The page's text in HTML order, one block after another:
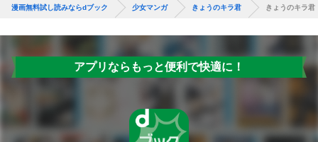
漫画無料試し読みならdブック 少女マンガ きょうのキラ君 きょうのキラ君
アプリならもっと便利で快適に！